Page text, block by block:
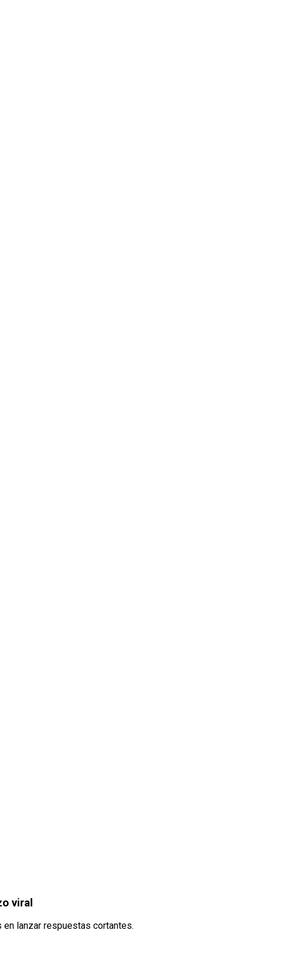
viral
en lanzar respuestas cortantes.